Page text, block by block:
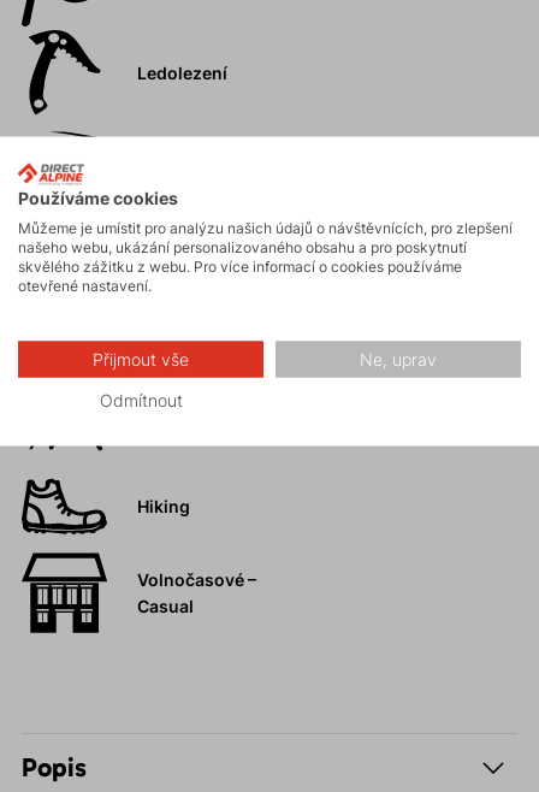
Ledolezení
Turistika
ferraty
Vysokohorská
Hiking
Volnočasové –
Casual
Popis
Používáme cookies
Můžeme je umístit pro analýzu našich údajů o návštěvnících, pro zlepšení
našeho webu, ukázání personalizovaného obsahu a pro poskytnutí
skvělého zážitku z webu. Pro více informací o cookies používáme
otevřené nastavení.
Přijmout vše Ne, uprav
Odmítnout